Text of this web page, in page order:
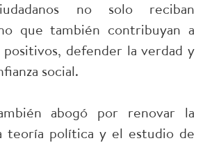
no solo reciban
que también contribuyan a
defender la verdad y
social.
abogó por renovar la
teoría política y el estudio de